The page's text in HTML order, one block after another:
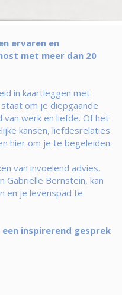
ervaren en
met meer dan 20
in kaartleggen met
om je diepgaande
werk en liefde. Of het
kansen, liefdesrelaties
hier om je te begeleiden.
van invoelend advies,
Gabrielle Bernstein, kan
en je levenspad te
inspirerend gesprek